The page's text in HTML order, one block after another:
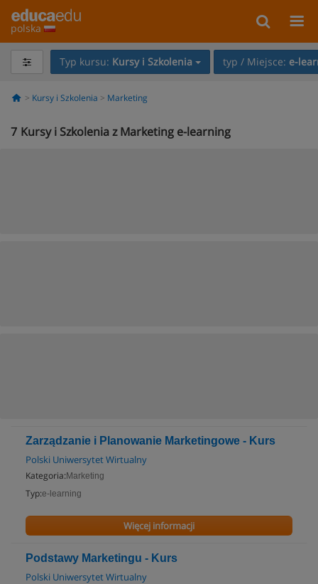
polska
Typ kursu: Kursy i Szkolenia typ / Miejsce: e-
Kursy i Szkolenia Marketing
7 Kursy i Szkolenia z Marketing e-learning
Zarządzanie i Planowanie Marketingowe - Kurs
Polski Uniwersytet Wirtualny
Kategoria: Marketing
Typ:e-learning
Więcej informacji
Podstawy Marketingu - Kurs
Polski Uniwersytet Wirtualny